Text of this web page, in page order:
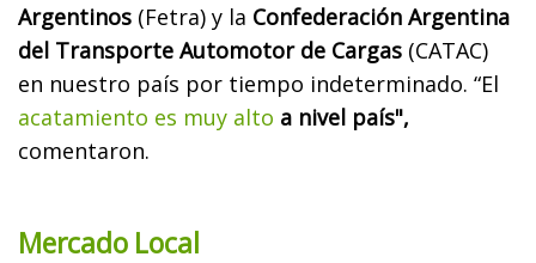
Argentinos (Fetra) y la Confederación Argentina
del Transporte Automotor de Cargas (CATAC)
en nuestro país por tiempo indeterminado. “El
acatamiento es muy alto a nivel país",
comentaron.
Mercado Local